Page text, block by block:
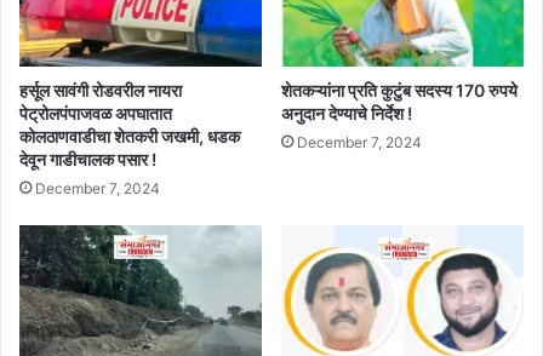
हर्सूल सावंगी रोडवरील नायरा
पेट्रोलपंपाजवळ अपघातात
कोलठाणवाडीचा शेतकरी जखमी, धडक
देवून गाडीचालक पसार !
December 7, 2024
शेतकऱ्यांना प्रति कुटुंब सदस्य 170 रुपये
अनुदान देण्याचे निर्देश !
December 7, 2024